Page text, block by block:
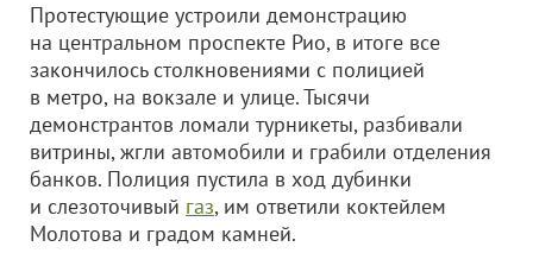
Протестующие устроили демонстрацию
на центральном проспекте Рио, в итоге все
закончилось столкновениями с полицией
в метро, на вокзале и улице. Тысячи
демонстрантов ломали турникеты, разбивали
витрины, жгли автомобили и грабили отделения
банков. Полиция пустила в ход дубинки
и слезоточивый газ, им ответили коктейлем
Молотова и градом камней.